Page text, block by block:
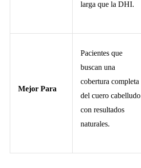
larga que la DHI.
Mejor Para
Pacientes que
buscan una
cobertura completa
del cuero cabelludo
con resultados
naturales.